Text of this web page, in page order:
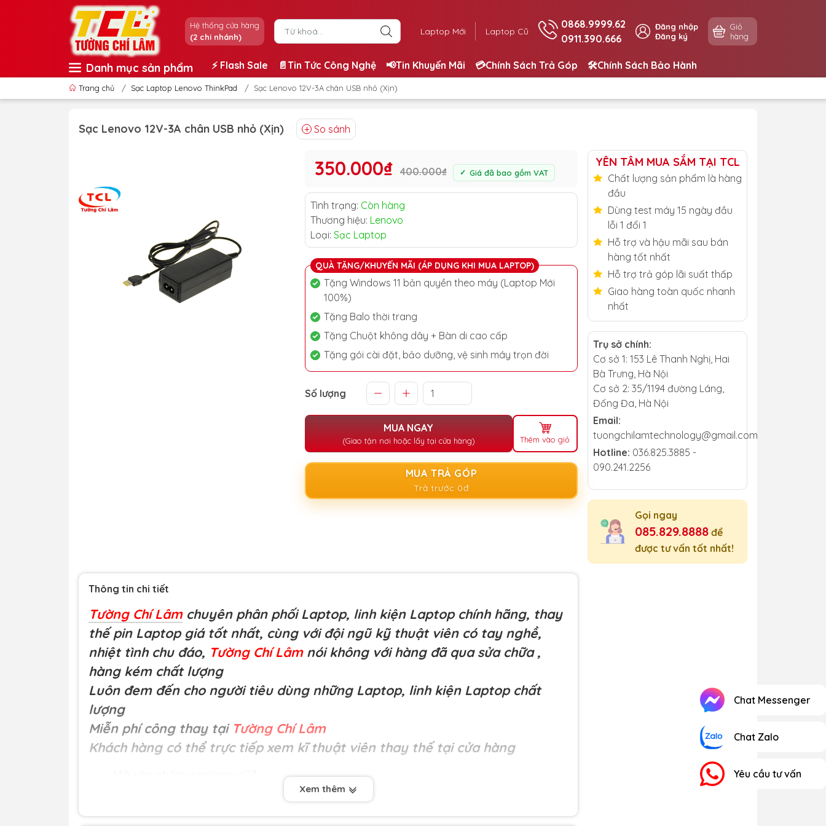
Hệ thống cửa hàng
(2 chi nhánh)
Laptop Mới Laptop Cũ
0868.9999.62
0911.390.666
Đăng nhập
Đăng ký
Giỏ
hàng
Danh mục sản phẩm ⚡️ Flash Sale 📄Tin Tức Công Nghệ 📢Tin Khuyến Mãi 💳Chính Sách Trả Góp 🛠️Chính Sách Bảo Hành
Trang chủ / Sạc Laptop Lenovo ThinkPad / Sạc Lenovo 12V-3A chân USB nhỏ (Xịn)
Sạc Lenovo 12V-3A chân USB nhỏ (Xịn) So sánh
350.000₫ 400.000₫ Giá đã bao gồm VAT
Tình trạng: Còn hàng
Thương hiệu: Lenovo
Loại: Sạc Laptop
QUÀ TẶNG/KHUYẾN MÃI (ÁP DỤNG KHI MUA LAPTOP)
Tặng Windows 11 bản quyền theo máy (Laptop Mới
100%)
Tặng Balo thời trang
Tặng Chuột không dây + Bàn di cao cấp
Tặng gói cài đặt, bảo dưỡng, vệ sinh máy trọn đời
Số lượng
MUA NGAY
(Giao tận nơi hoặc lấy tại cửa hàng) Thêm vào giỏ
MUA TRẢ GÓP
Trả trước 0đ
YÊN TÂM MUA SẮM TẠI TCL
Chất lượng sản phẩm là hàng
đầu
Dùng test máy 15 ngày đầu
lỗi 1 đổi 1
Hỗ trợ và hậu mãi sau bán
hàng tốt nhất
Hỗ trợ trả góp lãi suất thấp
Giao hàng toàn quốc nhanh
nhất
Trụ sở chính:
Cơ sở 1: 153 Lê Thanh Nghị, Hai
Bà Trưng, Hà Nội
Cơ sở 2: 35/1194 đường Láng,
Đống Đa, Hà Nội
Email:
tuongchilamtechnology@gmail.com
Hotline: 036.825.3885 -
090.241.2256
Gọi ngay
085.829.8888 để
được tư vấn tốt nhất!
Thông tin chi tiết
Tường Chí Lâm chuyên phân phối Laptop, linh kiện Laptop chính hãng, thay
thế pin Laptop giá tốt nhất, cùng với đội ngũ kỹ thuật viên có tay nghề,
nhiệt tình chu đáo, Tường Chí Lâm nói không với hàng đã qua sửa chữa ,
hàng kém chất lượng
Luôn đem đến cho người tiêu dùng những Laptop, linh kiện Laptop chất
lượng
Miễn phí công thay tại Tường Chí Lâm
Khách hàng có thể trực tiếp xem kĩ thuật viên thay thế tại cửa hàng
Sạc Lenovo 12V-3A chân USB nhỏ (Xịn)
Xem thêm
Chat Messenger
Chat Zalo
Yêu cầu tư vấn